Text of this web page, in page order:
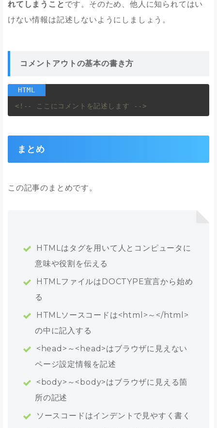
れてしまうこと です。そのため、他人に知られてはい
けない情報は記述しないようにしましょう。
コメントアウトの基本の書き方
<!-- ここにコメントを記述します -->
まとめ
この記事のまとめです。
HTMLはタグを用いて人とコンピュータに
意味や役割を伝える
HTMLファイルはDOCTYPE宣言から始め
る
HTMLソースコードは<html>～</html>
の中に記入する
<head>～<head>はブラウザに見えない
ページ設定情報を記述
<body>～<body>はブラウザに見える箇
所の記述
ソースコードはインデントで見やすく書く